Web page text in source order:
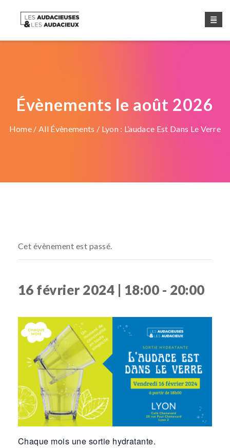
Évènements le août 2026
Home /All Évènements / Lyon : L’audace Est Dans Le Verre
Cet évènement est passé.
16 février 2024 | 18:00 - 20:00
Chaque mois une sortie hydratante.